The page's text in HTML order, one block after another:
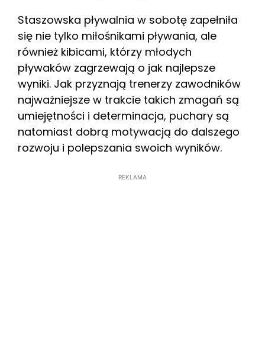
Staszowska pływalnia w sobotę zapełniła
się nie tylko miłośnikami pływania, ale
również kibicami, którzy młodych
pływaków zagrzewają o jak najlepsze
wyniki. Jak przyznają trenerzy zawodników
najważniejsze w trakcie takich zmagań są
umiejętności i determinacja, puchary są
natomiast dobrą motywacją do dalszego
rozwoju i polepszania swoich wyników.
REKLAMA